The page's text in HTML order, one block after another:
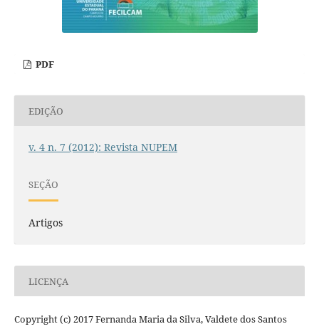
PDF
EDIÇÃO
v. 4 n. 7 (2012): Revista NUPEM
SEÇÃO
Artigos
LICENÇA
Copyright (c) 2017 Fernanda Maria da Silva, Valdete dos Santos